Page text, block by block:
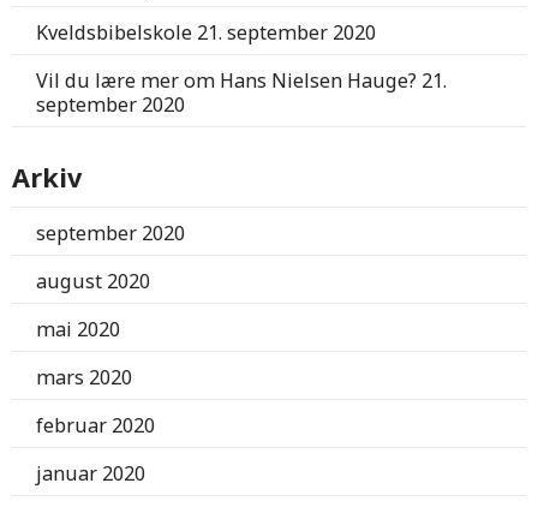
Kveldsbibelskole 21. september 2020
Vil du lære mer om Hans Nielsen Hauge? 21.
september 2020
Arkiv
september 2020
august 2020
mai 2020
mars 2020
februar 2020
januar 2020